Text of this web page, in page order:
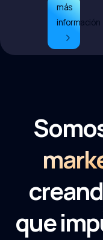
más
información
que